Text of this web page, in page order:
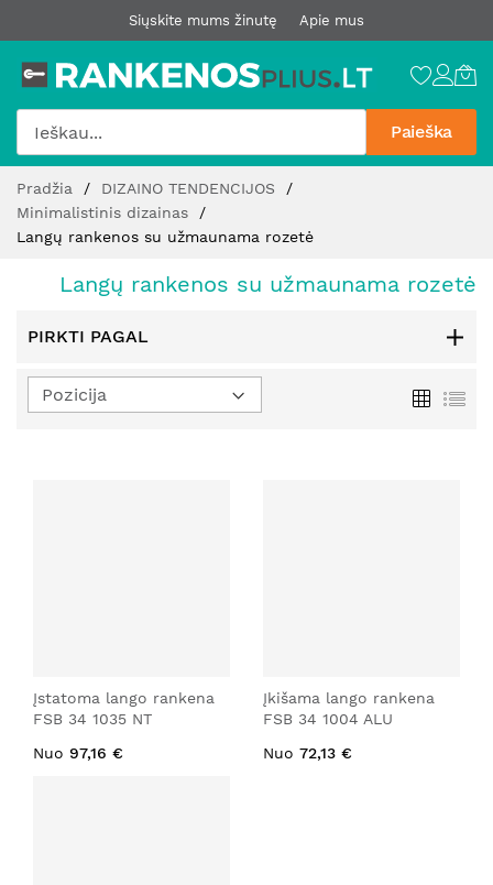
Siųskite mums žinutę Apie mus
Paieška
Pereiti
prie
turinio
Pradžia
DIZAINO TENDENCIJOS
Minimalistinis dizainas
Langų rankenos su užmaunama rozetė
Langų rankenos su užmaunama rozetė
PIRKTI PAGAL
Tinklelis
Įstatoma lango rankena
FSB 34 1035 NT
Nuo 97,16 €
Įkišama lango rankena
FSB 34 1004 ALU
Nuo 72,13 €